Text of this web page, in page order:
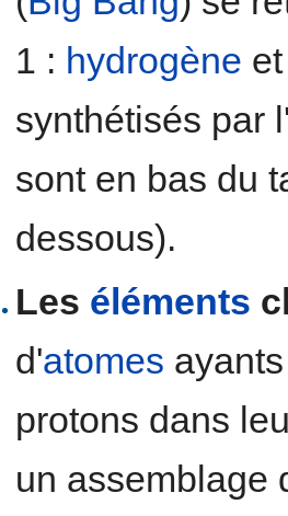
1 : hydrogène
synthétisés par
sont en bas du
dessous).
Les éléments
d'atomes
protons dans
un assemblage